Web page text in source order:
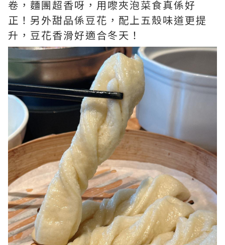
卷，麵團超香呀，用嚟夾泡菜食真係好
正！另外甜品係豆花，配上五殼味道更提
升，豆花香滑好適合冬天！